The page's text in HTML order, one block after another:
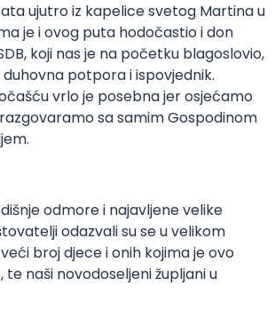
ujutro iz kapelice svetog Martina u
je i ovog puta hodočastio i don
koji nas je na početku blagoslovio,
potpora i ispovjednik.
vrlo je posebna jer osjećamo
sa samim Gospodinom
odmore i najavljene velike
odazvali su se u velikom
broj djece i onih kojima je ovo
naši novodoseljeni župljani u